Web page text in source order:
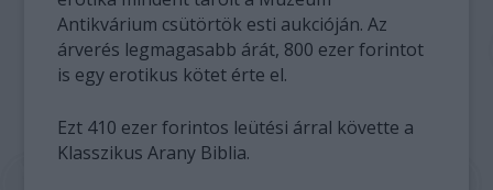
Antikvárium csütörtök esti aukcióján. Az
árverés legmagasabb árát, 800 ezer forintot
is egy erotikus kötet érte el.
Ezt 410 ezer forintos leütési árral követte a
Klasszikus Arany Biblia.